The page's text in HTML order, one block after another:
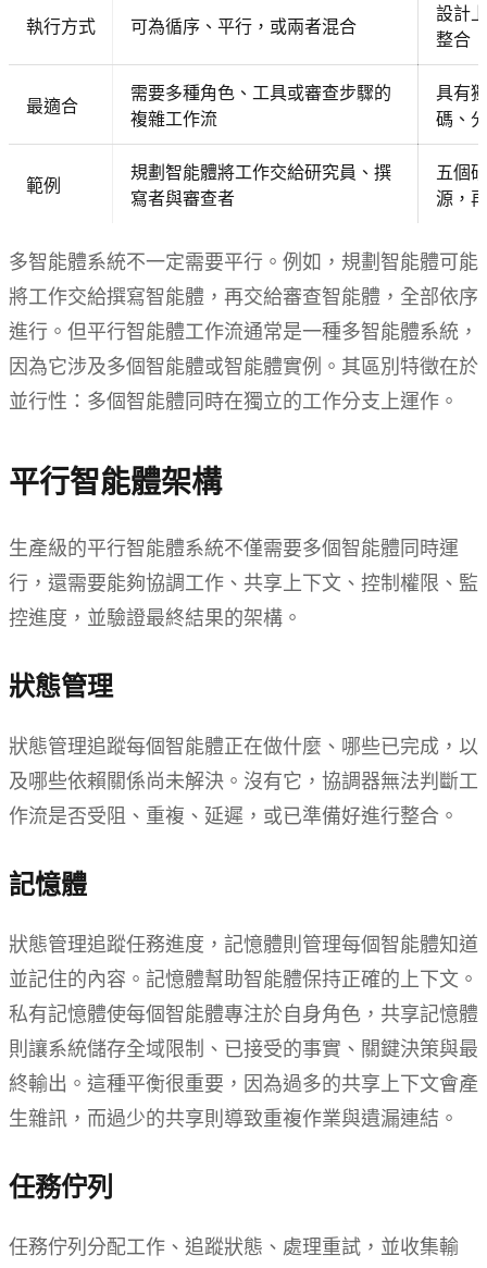
執行方式 可為循序、平行，或兩者混合
設計
整合
最適合
需要多種角色、工具或審查步驟的
複雜工作流
具有
碼、
範例
規劃智能體將工作交給研究員、撰
寫者與審查者
五個
源，
多智能體系統不一定需要平行。例如，規劃智能體可能
將工作交給撰寫智能體，再交給審查智能體，全部依序
進行。但平行智能體工作流通常是一種多智能體系統，
因為它涉及多個智能體或智能體實例。其區別特徵在於
並行性：多個智能體同時在獨立的工作分支上運作。
平行智能體架構
生產級的平行智能體系統不僅需要多個智能體同時運
行，還需要能夠協調工作、共享上下文、控制權限、監
控進度，並驗證最終結果的架構。
狀態管理
狀態管理追蹤每個智能體正在做什麼、哪些已完成，以
及哪些依賴關係尚未解決。沒有它，協調器無法判斷工
作流是否受阻、重複、延遲，或已準備好進行整合。
記憶體
狀態管理追蹤任務進度，記憶體則管理每個智能體知道
並記住的內容。記憶體幫助智能體保持正確的上下文。
私有記憶體使每個智能體專注於自身角色，共享記憶體
則讓系統儲存全域限制、已接受的事實、關鍵決策與最
終輸出。這種平衡很重要，因為過多的共享上下文會產
生雜訊，而過少的共享則導致重複作業與遺漏連結。
任務佇列
任務佇列分配工作、追蹤狀態、處理重試，並收集輸